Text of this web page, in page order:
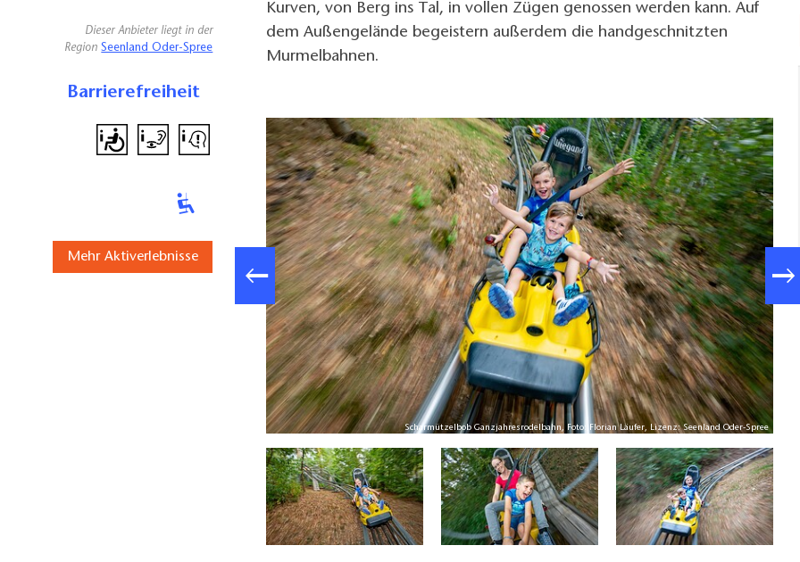
Dieser Anbieter liegt in der
RegionSeenland Oder-Spree
Barrierefreiheit
Mehr Aktiverlebnisse
Kurven, von Berg ins Tal, in vollen Zügen genossen werden kann. Auf
dem Außengelände begeistern außerdem die handgeschnitzten
Murmelbahnen.
Scharmützelbob Ganzjahresrodelbahn, Foto: Florian Läufer, Lizenz: Seenland Oder-Spree